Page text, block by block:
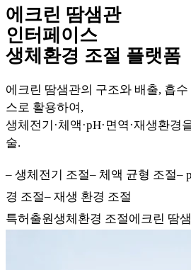
에크린 땀샘관
인터페이스
생체환경 조절 플랫폼
에크린 땀샘관의 구조와 배출, 흡
스로 활용하여,
생체전기·체액·pH·면역·재생환경
술.
– 생체전기 조절– 체액 균형 조절–
경 조절– 재생 환경 조절
특허출원생체환경 조절에크린 땀